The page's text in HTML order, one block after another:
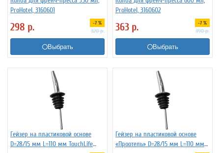
ProHotel, 3160601
298 р. -7 %
320р.
Выбрать
ProHotel, 3160602
363 р. -7 %
390р.
Выбрать
Гейзер на пластиковой основе
D=28/15 мм L=110 мм TouchLife
Гейзер на пластиковой основе
«Проотель» D=28/15 мм L=110 мм